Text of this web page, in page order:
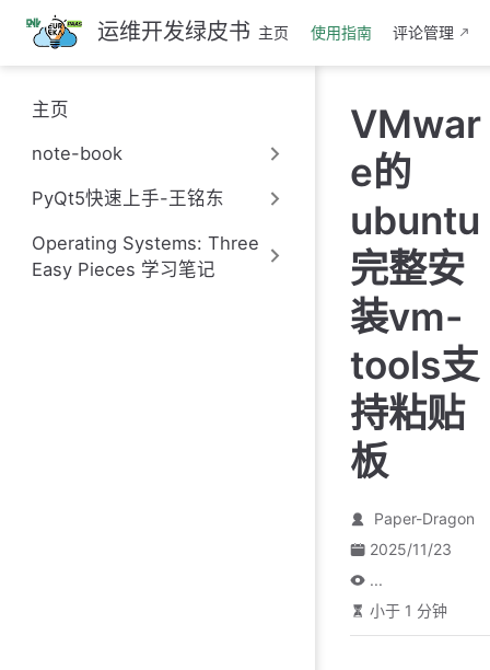
跳
至
主
要
內
运维开发绿皮书 主页 使用指南 评论管理
主页
note-book
PyQt5快速上手-王铭东
Operating Systems: Three
Easy Pieces 学习笔记
VMwar
e的
ubuntu
完整安
装vm-
tools支
持粘贴
板
Paper-Dragon
2025/11/23
...
小于 1 分钟